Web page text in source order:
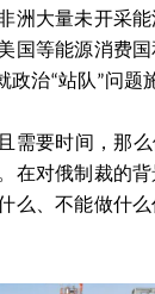
洲大量未开采
国等能源消费
治“站队”问题
需要时间，那
在对俄制裁的
么、不能做什